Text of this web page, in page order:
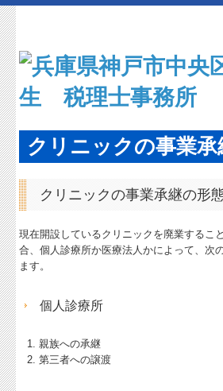
トップページ
お知らせ
事務所紹介
経営理念
交通案内
関連リンク
病院・診療所の皆様へ
クリニックの事業承
クリニックの事業承継の形
現在開設しているクリニックを廃業するこ
合、個人診療所か医療法人かによって、次
ます。
個人診療所
親族への承継
第三者への譲渡